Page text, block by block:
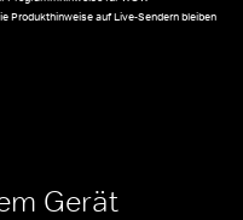
Produkthinweise auf Live-Sendern bleiben
Gerät